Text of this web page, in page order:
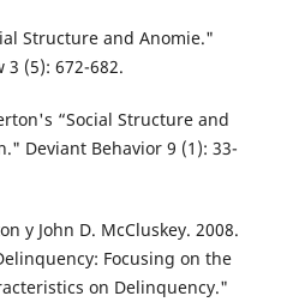
Structure and Anomie."
3 (5): 672-682.
“Social Structure and
Deviant Behavior 9 (1): 33-
y John D. McCluskey. 2008.
Focusing on the
on Delinquency."